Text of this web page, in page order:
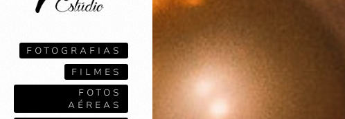
FOTOGRAFIAS
FILMES
FOTOS
AÉREAS